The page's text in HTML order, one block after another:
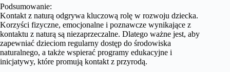
Podsumowanie:
Kontakt z naturą odgrywa kluczową rolę w rozwoju dziecka.
Korzyści fizyczne, emocjonalne i poznawcze wynikające z
kontaktu z naturą są niezaprzeczalne. Dlatego ważne jest, aby
zapewniać dzieciom regularny dostęp do środowiska
naturalnego, a także wspierać programy edukacyjne i
inicjatywy, które promują kontakt z przyrodą.